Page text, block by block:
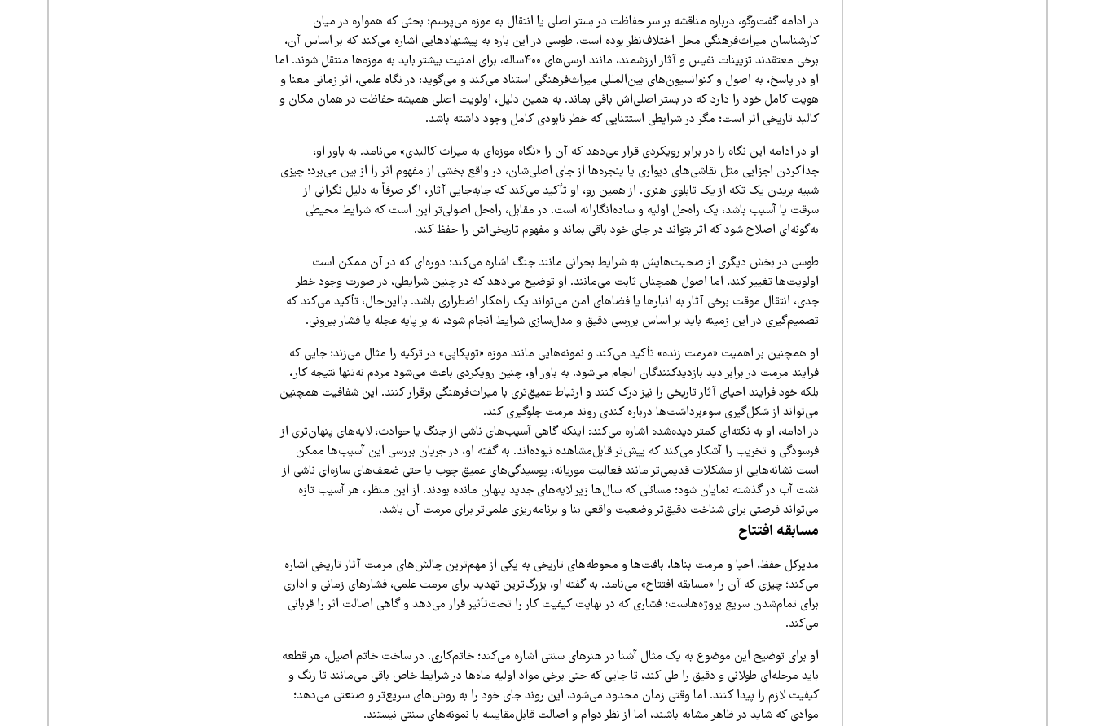
در ادامه گفت‌وگو، درباره مناقشه بر سر حفاظت در بستر اصلی یا انتقال به موزه می‌پرسم؛ بحثی که همواره در میان
کارشناسان میراث‌فرهنگی محل اختلاف‌نظر بوده است. طوسی در این باره به پیشنهادهایی اشاره می‌کند که بر اساس آن،
برخی معتقدند تزیینات نفیس و آثار ارزشمند، مانند ارسی‌های ۴۰۰ساله، برای امنیت بیشتر باید به موزه‌ها منتقل شوند. اما
او در پاسخ، به اصول و کنوانسیون‌های بین‌المللی میراث‌فرهنگی استناد می‌کند و می‌گوید: در نگاه علمی، اثر زمانی معنا و
هویت کامل خود را دارد که در بستر اصلی‌اش باقی بماند. به همین دلیل، اولویت اصلی همیشه حفاظت در همان مکان و
کالبد تاریخی اثر است؛ مگر در شرایطی استثنایی که خطر نابودی کامل وجود داشته باشد.
او در ادامه این نگاه را در برابر رویکردی قرار می‌دهد که آن را «نگاه موزه‌ای به میراث کالبدی» می‌نامد. به باور او،
جداکردن اجزایی مثل نقاشی‌های دیواری یا پنجره‌ها از جای اصلی‌شان، در واقع بخشی از مفهوم اثر را از بین می‌برد؛ چیزی
شبیه بریدن یک تکه از یک تابلوی هنری. از همین رو، او تأکید می‌کند که جابه‌جایی آثار، اگر صرفاً به دلیل نگرانی از
سرقت یا آسیب باشد، یک راه‌حل اولیه و ساده‌انگارانه است. در مقابل، راه‌حل اصولی‌تر این است که شرایط محیطی
به‌گونه‌ای اصلاح شود که اثر بتواند در جای خود باقی بماند و مفهوم تاریخی‌اش را حفظ کند.
طوسی در بخش دیگری از صحبت‌هایش به شرایط بحرانی مانند جنگ اشاره می‌کند؛ دوره‌ای که در آن ممکن است
اولویت‌ها تغییر کند، اما اصول همچنان ثابت می‌مانند. او توضیح می‌دهد که در چنین شرایطی، در صورت وجود خطر
جدی، انتقال موقت برخی آثار به انبارها یا فضاهای امن می‌تواند یک راهکار اضطراری باشد. بااین‌حال، تأکید می‌کند که
تصمیم‌گیری در این زمینه باید بر اساس بررسی دقیق و مدل‌سازی شرایط انجام شود، نه بر پایه عجله یا فشار بیرونی.
او همچنین بر اهمیت «مرمت زنده» تأکید می‌کند و نمونه‌هایی مانند موزه «توپکاپی» در ترکیه را مثال می‌زند؛ جایی که
فرایند مرمت در برابر دید بازدیدکنندگان انجام می‌شود. به باور او، چنین رویکردی باعث می‌شود مردم نه‌تنها نتیجه کار،
بلکه خود فرایند احیای آثار تاریخی را نیز درک کنند و ارتباط عمیق‌تری با میراث‌فرهنگی برقرار کنند. این شفافیت همچنین
می‌تواند از شکل‌گیری سوءبرداشت‌ها درباره کندی روند مرمت جلوگیری کند.
در ادامه، او به نکته‌ای کمتر دیده‌شده اشاره می‌کند: اینکه گاهی آسیب‌های ناشی از جنگ یا حوادث، لایه‌های پنهان‌تری از
فرسودگی و تخریب را آشکار می‌کند که پیش‌تر قابل‌مشاهده نبوده‌اند. به گفته او، در جریان بررسی این آسیب‌ها ممکن
است نشانه‌هایی از مشکلات قدیمی‌تر مانند فعالیت موریانه، پوسیدگی‌های عمیق چوب یا حتی ضعف‌های سازه‌ای ناشی از
نشت آب در گذشته نمایان شود؛ مسائلی که سال‌ها زیر لایه‌های جدید پنهان مانده بودند. از این منظر، هر آسیب تازه
می‌تواند فرصتی برای شناخت دقیق‌تر وضعیت واقعی بنا و برنامه‌ریزی علمی‌تر برای مرمت آن باشد.
مسابقه افتتاح
مدیرکل حفظ، احیا و مرمت بناها، بافت‌ها و محوطه‌های تاریخی به یکی از مهم‌ترین چالش‌های مرمت آثار تاریخی اشاره
می‌کند؛ چیزی که آن را «مسابقه افتتاح» می‌نامد. به گفته او، بزرگ‌ترین تهدید برای مرمت علمی، فشارهای زمانی و اداری
برای تمام‌شدن سریع پروژه‌هاست؛ فشاری که در نهایت کیفیت کار را تحت‌تأثیر قرار می‌دهد و گاهی اصالت اثر را قربانی
می‌کند.
او برای توضیح این موضوع به یک مثال آشنا در هنرهای سنتی اشاره می‌کند؛ خاتم‌کاری. در ساخت خاتم اصیل، هر قطعه
باید مرحله‌ای طولانی و دقیق را طی کند، تا جایی که حتی برخی مواد اولیه ماه‌ها در شرایط خاص باقی می‌مانند تا رنگ و
کیفیت لازم را پیدا کنند. اما وقتی زمان محدود می‌شود، این روند جای خود را به روش‌های سریع‌تر و صنعتی می‌دهد؛
موادی که شاید در ظاهر مشابه باشند، اما از نظر دوام و اصالت قابل‌مقایسه با نمونه‌های سنتی نیستند.